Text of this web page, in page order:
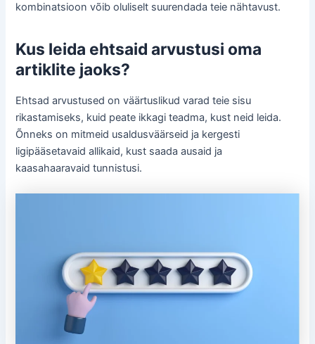
kombinatsioon võib oluliselt suurendada teie nähtavust.
Kus leida ehtsaid arvustusi oma
artiklite jaoks?
Ehtsad arvustused on väärtuslikud varad teie sisu
rikastamiseks, kuid peate ikkagi teadma, kust neid leida.
Õnneks on mitmeid usaldusväärseid ja kergesti
ligipääsetavaid allikaid, kust saada ausaid ja
kaasahaaravaid tunnistusi.